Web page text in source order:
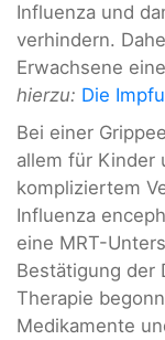
Influenza und
verhindern.
Erwachsene
hierzu: Die
Bei einer
allem für Kinder
kompliziertem
Influenza
eine MRT-
Bestätigung der
Therapie
Medikamente